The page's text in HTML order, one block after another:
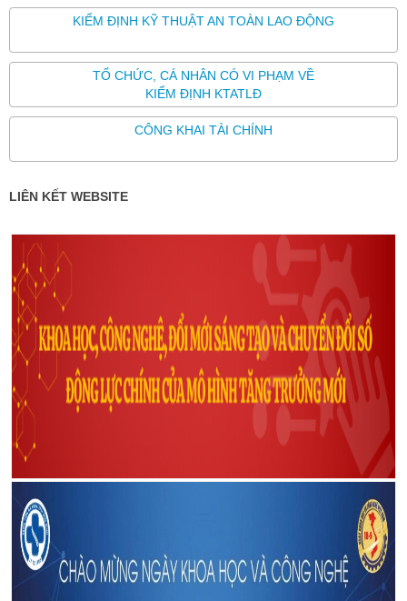
KIỂM ĐỊNH KỸ THUẬT AN TOÀN LAO ĐỘNG
TỔ CHỨC, CÁ NHÂN CÓ VI PHẠM VỀ
KIỂM ĐỊNH KTATLĐ
CÔNG KHAI TÀI CHÍNH
LIÊN KẾT WEBSITE